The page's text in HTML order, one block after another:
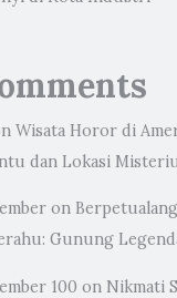
Wisata Horor di
dan Lokasi
on
Gunung
100 on Nikmati